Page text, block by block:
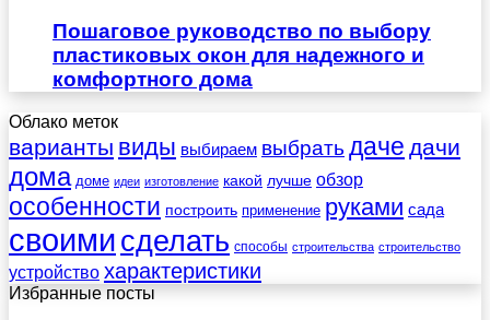
Пошаговое руководство по выбору
пластиковых окон для надежного и
комфортного дома
Облако меток
варианты виды выбираем выбрать даче дачи
дома доме идеи изготовление какой лучше обзор
особенности построить применение руками сада
своими сделать способы строительства строительство
устройство характеристики
Избранные посты